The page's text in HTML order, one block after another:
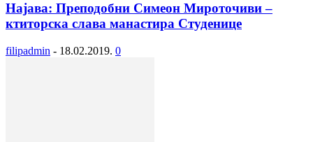
Најава: Преподобни Симеон Мироточиви –
ктиторска слава манастира Студенице
filipadmin - 18.02.2019. 0